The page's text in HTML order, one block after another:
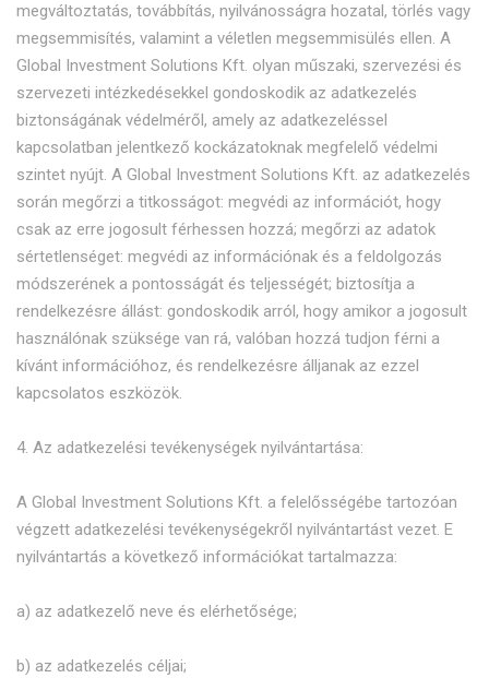
megváltoztatás, továbbítás, nyilvánosságra hozatal, törlés vagy
megsemmisítés, valamint a véletlen megsemmisülés ellen. A
Global Investment Solutions Kft. olyan műszaki, szervezési és
szervezeti intézkedésekkel gondoskodik az adatkezelés
biztonságának védelméről, amely az adatkezeléssel
kapcsolatban jelentkező kockázatoknak megfelelő védelmi
szintet nyújt. A Global Investment Solutions Kft. az adatkezelés
során megőrzi a titkosságot: megvédi az információt, hogy
csak az erre jogosult férhessen hozzá; megőrzi az adatok
sértetlenséget: megvédi az információnak és a feldolgozás
módszerének a pontosságát és teljességét; biztosítja a
rendelkezésre állást: gondoskodik arról, hogy amikor a jogosult
használónak szüksége van rá, valóban hozzá tudjon férni a
kívánt információhoz, és rendelkezésre álljanak az ezzel
kapcsolatos eszközök.
4. Az adatkezelési tevékenységek nyilvántartása:
A Global Investment Solutions Kft. a felelősségébe tartozóan
végzett adatkezelési tevékenységekről nyilvántartást vezet. E
nyilvántartás a következő információkat tartalmazza:
a) az adatkezelő neve és elérhetősége;
b) az adatkezelés céljai;